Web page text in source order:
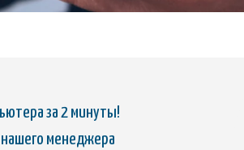
за 2 минуты!
нашего менеджера